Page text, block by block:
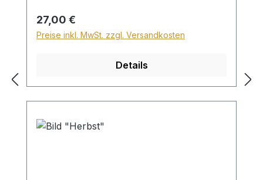
Sperrgutzuschlag 30€.
Regulärer Preis:
27,00 €
Preise inkl. MwSt. zzgl. Versandkosten
Details